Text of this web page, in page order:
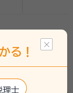
にかかる費用
る！
理士